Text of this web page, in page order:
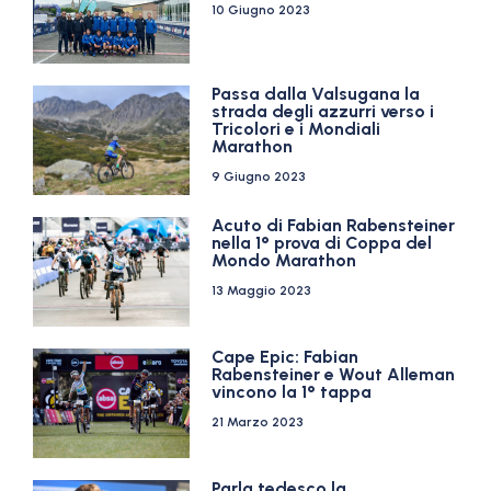
10 Giugno 2023
Passa dalla Valsugana la
strada degli azzurri verso i
Tricolori e i Mondiali
Marathon
9 Giugno 2023
Acuto di Fabian Rabensteiner
nella 1° prova di Coppa del
Mondo Marathon
13 Maggio 2023
Cape Epic: Fabian
Rabensteiner e Wout Alleman
vincono la 1° tappa
21 Marzo 2023